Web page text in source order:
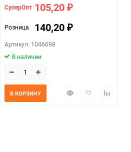
СуперОпт 105,20 ₽
Розница 140,20 ₽
Артикул: 1046698
В наличии
БыстрыйДобавить
В КОРЗИНУ